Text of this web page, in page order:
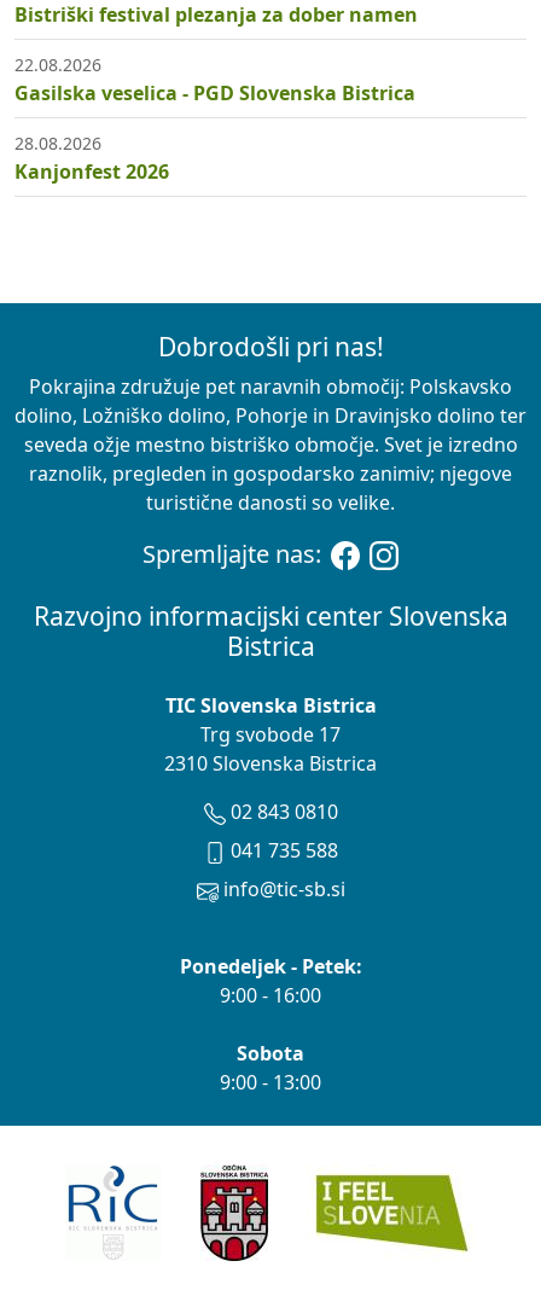
Bistriški festival plezanja za dober namen
22.08.2026
Gasilska veselica - PGD Slovenska Bistrica
28.08.2026
Kanjonfest 2026
Razvojno informacijski center Slovenska
Bistrica
TIC Slovenska Bistrica
Trg svobode 17
2310 Slovenska Bistrica
02 843 0810
041 735 588
info@tic-sb.si
Ponedeljek - Petek:
9:00 - 16:00
Sobota
9:00 - 13:00
Dobrodošli pri nas!
Pokrajina združuje pet naravnih območij: Polskavsko
dolino, Ložniško dolino, Pohorje in Dravinjsko dolino ter
seveda ožje mestno bistriško območje. Svet je izredno
raznolik, pregleden in gospodarsko zanimiv; njegove
turistične danosti so velike.
Spremljajte nas: